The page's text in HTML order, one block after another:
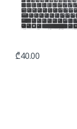
₾40.00